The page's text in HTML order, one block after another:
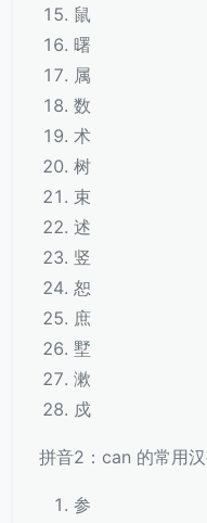
鼠
曙
属
数
术
树
束
述
竖
恕
庶
墅
漱
戍
拼音2：can 的常用
参